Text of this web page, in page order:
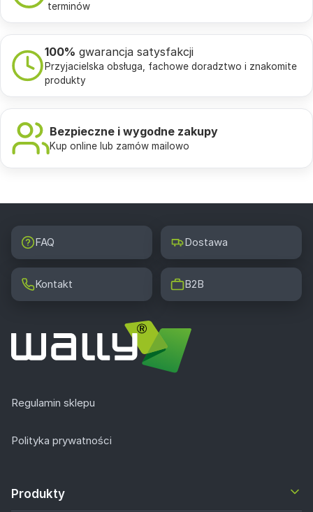
terminów
100% gwarancja satysfakcji
Przyjacielska obsługa, fachowe doradztwo i znakomite
produkty
Bezpieczne i wygodne zakupy
Kup online lub zamów mailowo
FAQ Dostawa
Kontakt B2B
Regulamin sklepu
Polityka prywatności
Produkty